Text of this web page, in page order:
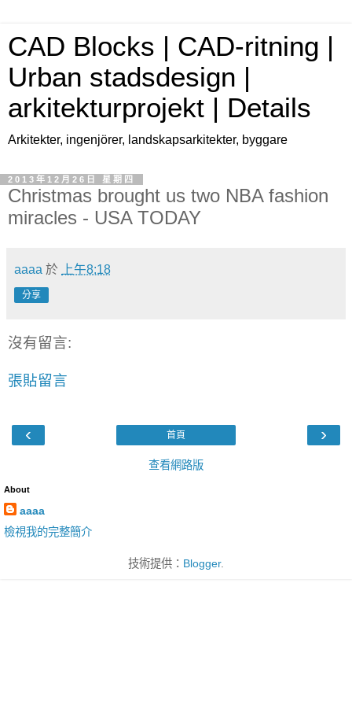
CAD Blocks | CAD-ritning |
Urban stadsdesign |
arkitekturprojekt | Details
Arkitekter, ingenjörer, landskapsarkitekter, byggare
2013年12月26日 星期四
Christmas brought us two NBA fashion
miracles - USA TODAY
aaaa 於 上午8:18
分享
沒有留言:
張貼留言
‹ ›
首頁
查看網路版
About
aaaa
檢視我的完整簡介
技術提供： Blogger.